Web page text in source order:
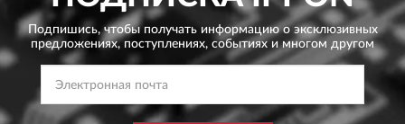
Подпишись, чтобы получать информацию о эксклюзивных
предложениях,поступлениях, событиях и многом другом